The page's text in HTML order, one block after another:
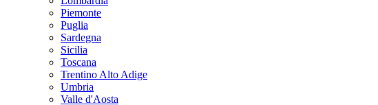
Piemonte
Puglia
Sardegna
Sicilia
Toscana
Trentino Alto Adige
Umbria
Valle d'Aosta